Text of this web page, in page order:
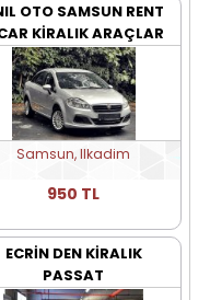
OTO SAMSUN RENT
KİRALIK ARAÇLAR
Samsun, Ilkadim
950 TL
ECRİN DEN KİRALIK
PASSAT